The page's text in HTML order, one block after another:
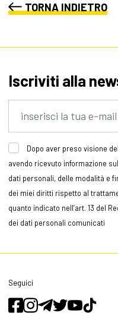
TORNA INDIETRO
Iscriviti alla
Dopo aver preso visione
avendo ricevuto informazione
dati personali, delle modalità e
dei miei diritti rispetto al
quanto indicato nell’art. 13 del
dei dati personali comunicati
Seguici